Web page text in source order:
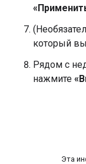
который
Рядом с
нажмите
Эта